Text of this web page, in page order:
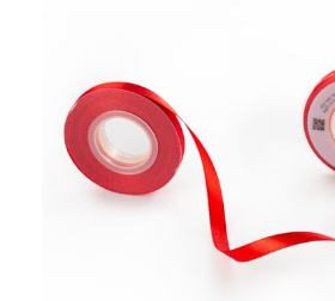
19617/6-אגרטל הרמס
9009492379626
במארז